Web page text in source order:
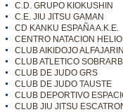
C.D. GRUPO KIOKUSHIN
C.E. JIU JITSU GAMAN
CD KANKU ESPAÑA A.K.E.
CENTRO NATACION
CLUB AIKIDOJO ALFAJARIN
CLUB ATLETICO
CLUB DE JUDO GRS
CLUB DE JUDO TAUSTE
CLUB DEPORTIVO
CLUB JIU JITSU